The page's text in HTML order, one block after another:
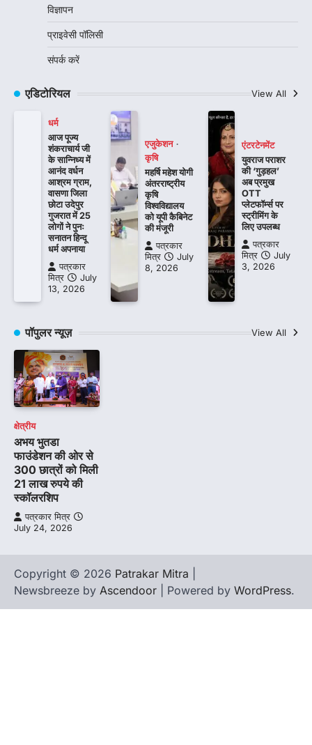
विज्ञापन
प्राइवेसी पॉलिसी
संपर्क करें
एडिटोरियल View All
धर्म
आज पूज्य
शंकराचार्य जी
के सान्निध्य में
आनंद वर्धन
आश्रम ग्राम,
वासणा जिला
छोटा उदेपुर
गुजरात में 25
लोगों ने पुनः
सनातन हिन्दू
धर्म अपनाया
पत्रकार
मित्र
July
13, 2026
एजुकेशन
कृषि
महर्षि महेश योगी
अंतरराष्ट्रीय
कृषि
विश्वविद्यालय
को यूपी कैबिनेट
की मंजूरी
पत्रकार
मित्र
July
8, 2026
एंटरटेनमेंट
युवराज पराशर
की ‘गुड़हल’
अब प्रमुख
OTT
प्लेटफॉर्म्स पर
स्ट्रीमिंग के
लिए उपलब्ध
पत्रकार
मित्र
July
3, 2026
पॉपुलर न्यूज़ View All
क्षेत्रीय
अभय भुतडा
फाउंडेशन की ओर से
300 छात्रों को मिली
21 लाख रुपये की
स्कॉलरशिप
पत्रकार मित्र
July 24, 2026
Copyright © 2026 Patrakar Mitra
Newsbreeze by Ascendoor | Powered by WordPress.